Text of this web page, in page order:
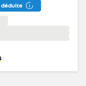
déduite